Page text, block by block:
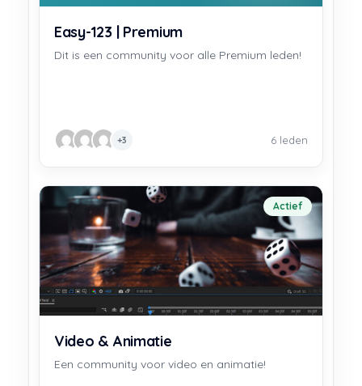
Easy-123 | Premium
Dit is een community voor alle Premium leden!
+3 6 leden
Actief
Video & Animatie
Een community voor video en animatie!